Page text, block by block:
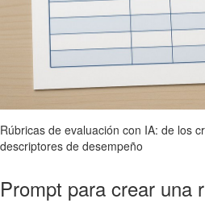
Rúbricas de evaluación con IA: de los
descriptores de desempeño
Prompt para crear una